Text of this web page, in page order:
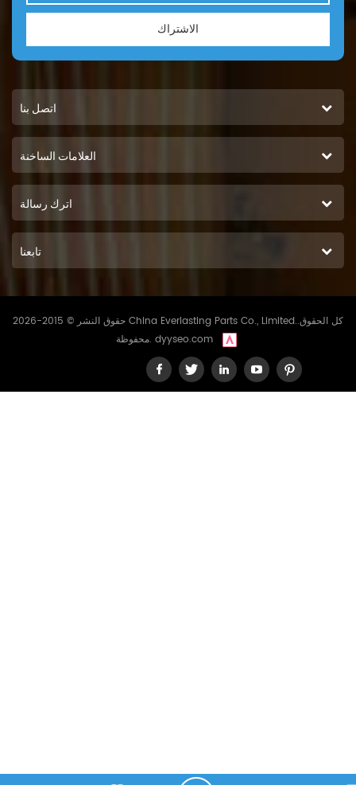
الاشتراك
اتصل بنا
العلامات الساخنة
اترك رسالة
تابعنا
حقوق النشر © 2015-2026 China Everlasting Parts Co., Limited..كل الحقوق
محفوظة. dyyseo.com